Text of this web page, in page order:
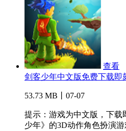
查看
剑客少年中文版免费下载即
53.73 MB丨07-07
提示：游戏为中文版，下载
少年》的3D动作角色扮演